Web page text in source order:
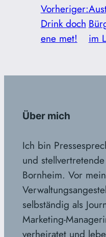
Vorheriger:
Drink doch
ene met!
im
Über mich
Ich bin
und
Bornheim. Vor
selbständig als
Marketing-
verheiratet und